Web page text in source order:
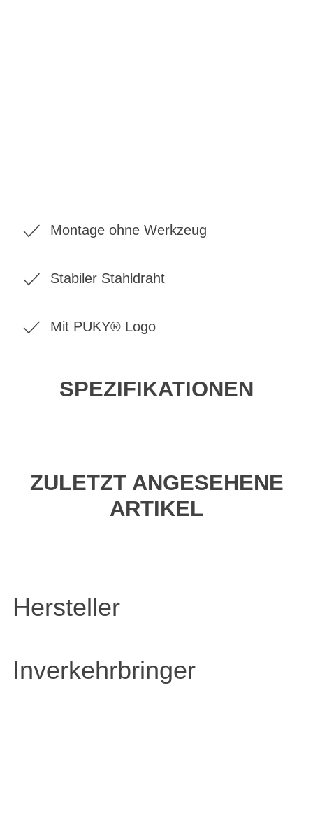
Montage ohne Werkzeug
Stabiler Stahldraht
Mit PUKY® Logo
SPEZIFIKATIONEN
ZULETZT ANGESEHENE
ARTIKEL
Hersteller
Inverkehrbringer